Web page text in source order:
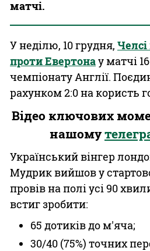
матчі.
У неділю, 10 грудня, Челсі
проти Евертонау матчі
чемпіонату Англії.
рахунком 2:0 на користь
Відео ключових
нашому
Український вінгер
Мудрик вийшов у
провів на полі усі 90
встиг зробити:
65 дотиків до м'яча;
30/40 (75%) точних